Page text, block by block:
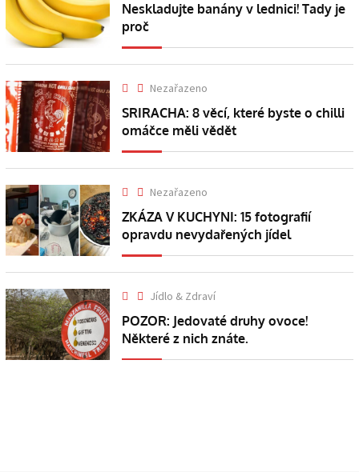
Neskladujte banány v lednici! Tady je
proč
Nezařazeno
SRIRACHA: 8 věcí, které byste o chilli
omáčce měli vědět
Nezařazeno
ZKÁZA V KUCHYNI: 15 fotografií
opravdu nevydařených jídel
Jídlo & Zdraví
POZOR: Jedovaté druhy ovoce!
Některé z nich znáte.